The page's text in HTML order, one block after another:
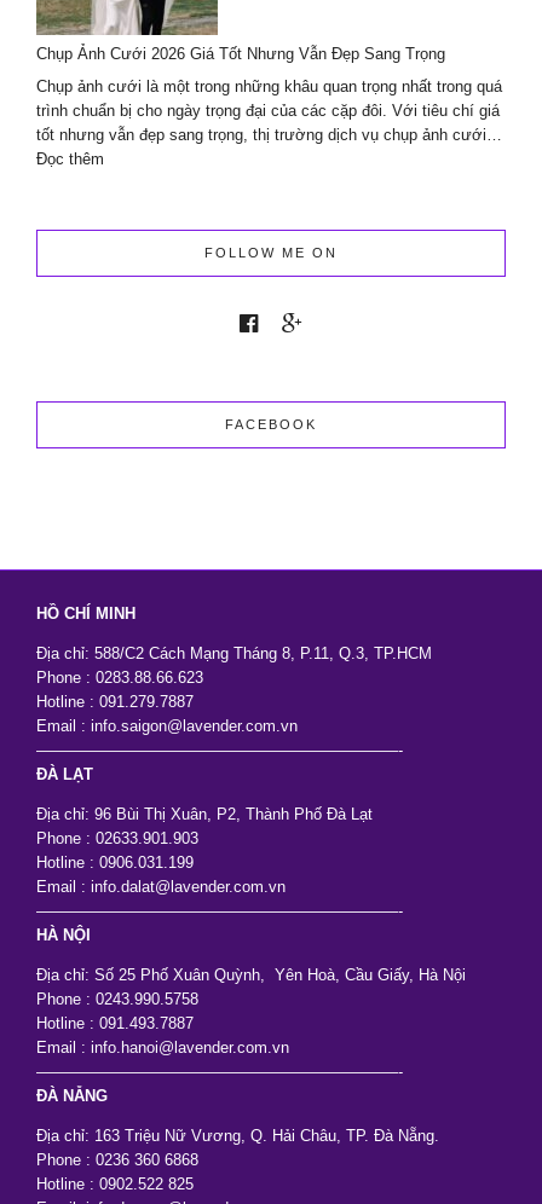
planner
&
Events
Chụp Ảnh Cưới 2026 Giá Tốt Nhưng Vẫn Đẹp Sang Trọng
Chụp ảnh cưới là một trong những khâu quan trọng nhất trong quá
trình chuẩn bị cho ngày trọng đại của các cặp đôi. Với tiêu chí giá
tốt nhưng vẫn đẹp sang trọng, thị trường dịch vụ chụp ảnh cưới…
Đọc thêm
Cưới
Giá
Sang
FOLLOW ME ON
FACEBOOK
HỒ CHÍ MINH
Địa chỉ: 588/C2 Cách Mạng Tháng 8, P.11, Q.3, TP.HCM
Phone : 0283.88.66.623
Hotline : 091.279.7887
Email : info.saigon@lavender.com.vn
———————————————————————-
ĐÀ LẠT
Địa chỉ: 96 Bùi Thị Xuân, P2, Thành Phố Đà Lạt
Phone : 02633.901.903
Hotline : 0906.031.199
Email : info.dalat@lavender.com.vn
———————————————————————-
HÀ NỘI
Địa chỉ: Số 25 Phố Xuân Quỳnh, Yên Hoà, Cầu Giấy, Hà Nội
Phone : 0243.990.5758
Hotline : 091.493.7887
Email : info.hanoi@lavender.com.vn
———————————————————————-
ĐÀ NẴNG
Địa chỉ: 163 Triệu Nữ Vương, Q. Hải Châu, TP. Đà Nẵng.
Phone : 0236 360 6868
Hotline : 0902.522 825